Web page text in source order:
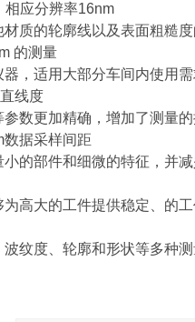
相应分辨率16nm
质的轮廓线以及表面粗糙度
的测量
，适用大部分车间内使用
线度
数更加精确，增加了测量
数据采样间距
的部件和细微的特征，并减
高大的工件提供稳定、的工
纹度、轮廓和形状等多种